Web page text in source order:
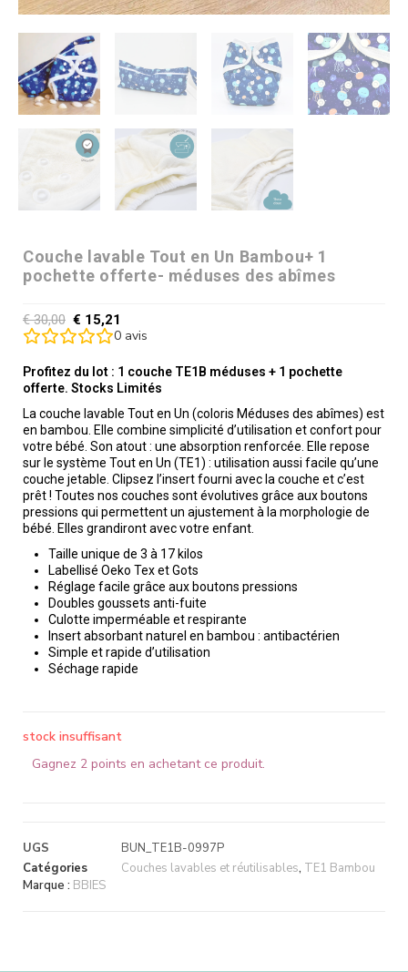
Couche lavable Tout en Un Bambou+ 1
pochette offerte- méduses des abîmes
€30,00 € 15,21
0 avis
Profitez du lot : 1 couche TE1B méduses + 1 pochette
offerte. Stocks Limités
La couche lavable Tout en Un (coloris Méduses des abîmes) est
en bambou. Elle combine simplicité d’utilisation et confort pour
votre bébé. Son atout : une absorption renforcée. Elle repose
sur le système Tout en Un (TE1) : utilisation aussi facile qu’une
couche jetable. Clipsez l’insert fourni avec la couche et c’est
prêt ! Toutes nos couches sont évolutives grâce aux boutons
pressions qui permettent un ajustement à la morphologie de
bébé. Elles grandiront avec votre enfant.
Taille unique de 3 à 17 kilos
Labellisé Oeko Tex et Gots
Réglage facile grâce aux boutons pressions
Doubles goussets anti-fuite
Culotte imperméable et respirante
Insert absorbant naturel en bambou : antibactérien
Simple et rapide d’utilisation
Séchage rapide
stock insuffisant
Gagnez 2 points en achetant ce produit.
UGS
BUN_TE1B-0997P
Catégories
Couches lavables et réutilisables, TE1 Bambou
Marque : BBIES